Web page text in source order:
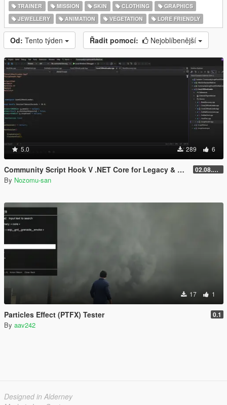
TRAINER
MISSION SKIN CLOTHING
GRAPHICS
JEWELLERY
ANIMATION VEGETATION LORE FRIENDLY
Od: Tento týden Řadit pomocí: Nejoblíbenější
5.0 289 6
Community Script Hook V .NET Core for Legacy & Enhanced [ .NET Core ] 02.08.2026
By Nozomu-san
17 1
Particles Effect (PTFX) Tester 0.1
By aav242
Designed in Alderney